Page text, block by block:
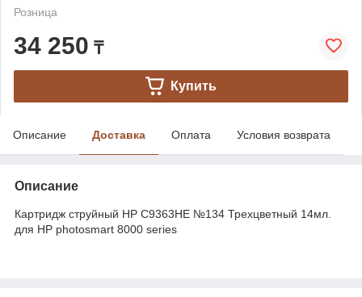
Розница
34 250 ₸
Купить
Описание Доставка Оплата Условия возврата
Описание
Картридж струйный HP C9363HE №134 Трехцветный 14мл.
для HP photosmart 8000 series